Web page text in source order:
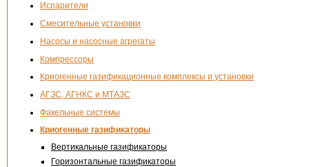
Испарители
Смесительные установки
Насосы и насосные агрегаты
Компрессоры
Криогенные газификационные комплексы и установки
АГЗС, АГНКС и МТАЗС
Факельные системы
Криогенные газификаторы
Вертикальные газификаторы
Горизонтальные газификаторы